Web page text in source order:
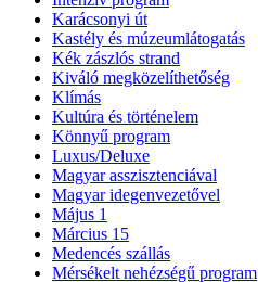
Karácsonyi út
Kastély és múzeumlátogatás
Kék zászlós strand
Kiváló megközelíthetőség
Klímás
Kultúra és történelem
Könnyű program
Luxus/Deluxe
Magyar asszisztenciával
Magyar idegenvezetővel
Május 1
Március 15
Medencés szállás
Mérsékelt nehézségű program